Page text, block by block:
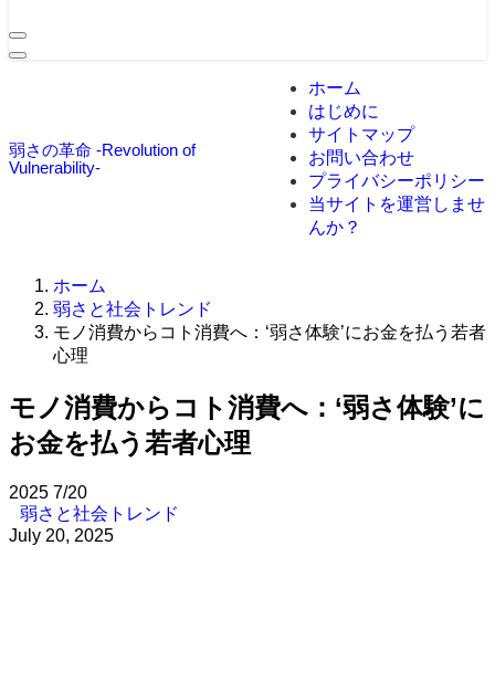
弱さの革命 -Revolution of
Vulnerability-
ホーム
はじめに
サイトマップ
お問い合わせ
プライバシーポリシー
当サイトを運営しませ
んか？
ホーム
弱さと社会トレンド
モノ消費からコト消費へ：‘弱さ体験’にお金を払う若者
心理
モノ消費からコト消費へ：‘弱さ体験’に
お金を払う若者心理
2025 7/20
弱さと社会トレンド
July 20, 2025